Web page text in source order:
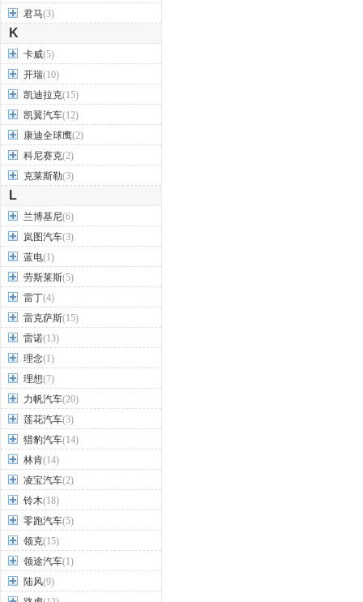
君马(3)
K
卡威(5)
开瑞(10)
凯迪拉克(15)
凯翼汽车(12)
康迪全球鹰(2)
科尼赛克(2)
克莱斯勒(3)
L
兰博基尼(6)
岚图汽车(3)
蓝电(1)
劳斯莱斯(5)
雷丁(4)
雷克萨斯(15)
雷诺(13)
理念(1)
理想(7)
力帆汽车(20)
莲花汽车(3)
猎豹汽车(14)
林肯(14)
凌宝汽车(2)
铃木(18)
零跑汽车(5)
领克(15)
领途汽车(1)
陆风(9)